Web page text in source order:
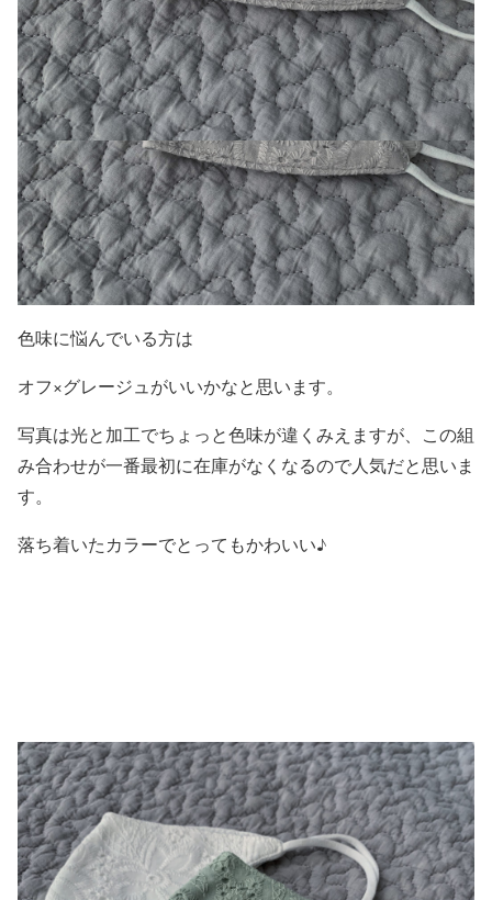
色味に悩んでいる方は
オフ×グレージュがいいかなと思います。
写真は光と加工でちょっと色味が違くみえますが、この組
み合わせが一番最初に在庫がなくなるので人気だと思いま
す。
落ち着いたカラーでとってもかわいい♪